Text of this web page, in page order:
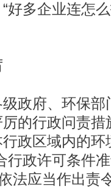
好多企业连怎
政府、环保
的行政问责措
政区域内的环
行政许可条件
法应当作出责